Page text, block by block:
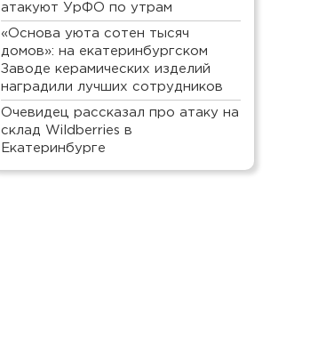
атакуют УрФО по утрам
«Основа уюта сотен тысяч
домов»: на екатеринбургском
Заводе керамических изделий
наградили лучших сотрудников
Очевидец рассказал про атаку на
склад Wildberries в
Екатеринбурге